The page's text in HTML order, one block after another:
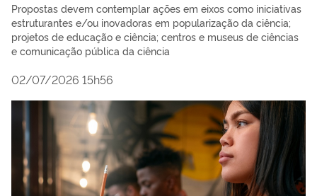
Propostas devem contemplar ações em eixos como iniciativas
estruturantes e/ou inovadoras em popularização da ciência;
projetos de educação e ciência; centros e museus de ciências
e comunicação pública da ciência
02/07/2026 15h56